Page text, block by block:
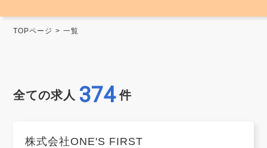
TOPページ 一覧
全ての求人 374 件
株式会社ONE'S FIRST